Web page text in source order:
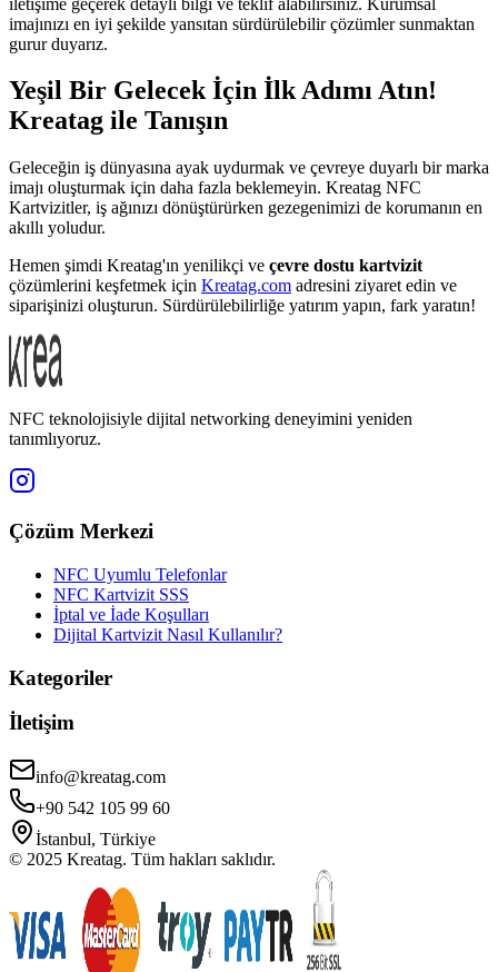
imajınızı en iyi şekilde yansıtan sürdürülebilir çözümler sunmaktan
gurur duyarız.
Yeşil Bir Gelecek İçin İlk Adımı Atın!
Kreatag ile Tanışın
Geleceğin iş dünyasına ayak uydurmak ve çevreye duyarlı bir marka
imajı oluşturmak için daha fazla beklemeyin. Kreatag NFC
Kartvizitler, iş ağınızı dönüştürürken gezegenimizi de korumanın en
akıllı yoludur.
Hemen şimdi Kreatag'ın yenilikçi ve çevre dostu kartvizit
çözümlerini keşfetmek için Kreatag.com adresini ziyaret edin ve
siparişinizi oluşturun. Sürdürülebilirliğe yatırım yapın, fark yaratın!
NFC teknolojisiyle dijital networking deneyimini yeniden
tanımlıyoruz.
Çözüm Merkezi
NFC Uyumlu Telefonlar
NFC Kartvizit SSS
İptal ve İade Koşulları
Dijital Kartvizit Nasıl Kullanılır?
Kategoriler
İletişim
info@kreatag.com
+90 542 105 99 60
İstanbul, Türkiye
© 2025 Kreatag. Tüm hakları saklıdır.